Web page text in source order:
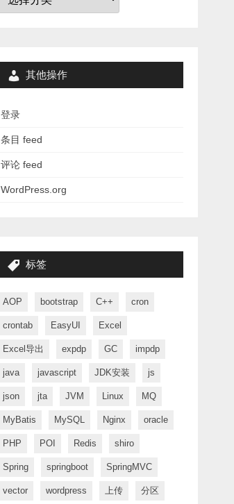
其他操作
登录
条目 feed
评论 feed
WordPress.org
标签
AOP bootstrap C++ cron
crontab EasyUI Excel
Excel导出 expdp GC impdp
java javascript JDK安装 js
json jta JVM Linux MQ
MyBatis MySQL Nginx oracle
PHP POI Redis shiro
Spring springboot SpringMVC
vector wordpress 上传 分区